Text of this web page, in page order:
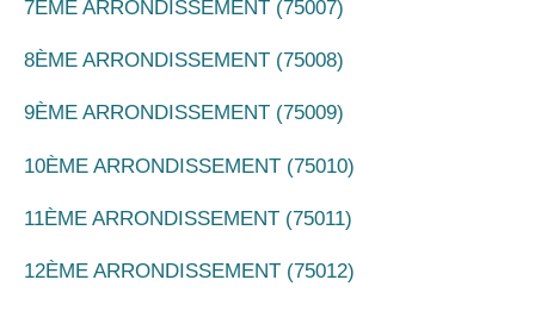
7ÈME ARRONDISSEMENT (75007)
8ÈME ARRONDISSEMENT (75008)
9ÈME ARRONDISSEMENT (75009)
10ÈME ARRONDISSEMENT (75010)
11ÈME ARRONDISSEMENT (75011)
12ÈME ARRONDISSEMENT (75012)